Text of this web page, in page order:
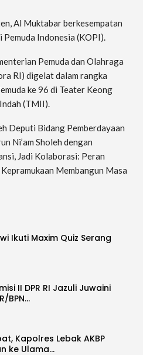
Al Muktabar berkesempatan
Indonesia (KOPI).
Pemuda dan Olahraga
RI) digelat dalam rangka
ke 96 di Teater Keong
(TMII).
Deputi Bidang Pemberdayaan
Ni’am Sholeh dengan
Jadi Kolaborasi: Peran
Membangun Masa
Ikuti Maxim Quiz Serang
II DPR RI Jazuli Juwaini
BPN…
Kapolres Lebak AKBP
ke Ulama…